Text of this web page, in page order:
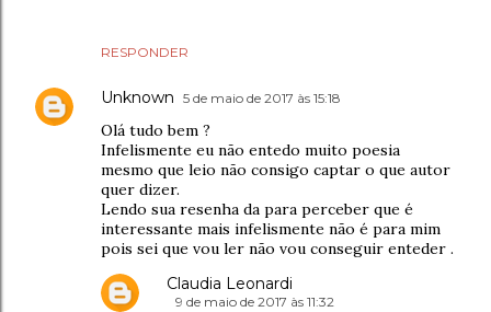
RESPONDER
Unknown 5 de maio de 2017 às 15:18
Olá tudo bem ?
Infelismente eu não entedo muito poesia
mesmo que leio não consigo captar o que autor
quer dizer.
Lendo sua resenha da para perceber que é
interessante mais infelismente não é para mim
pois sei que vou ler não vou conseguir enteder .
Claudia Leonardi
9 de maio de 2017 às 11:32